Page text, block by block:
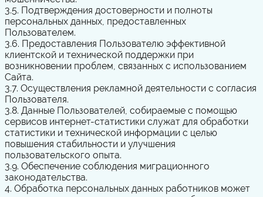
3.5. Подтверждения достоверности и полноты
персональных данных, предоставленных
Пользователем.
3.6. Предоставления Пользователю эффективной
клиентской и технической поддержки при
возникновении проблем, связанных с использованием
Сайта.
3.7. Осуществления рекламной деятельности с согласия
Пользователя.
3.8. Данные Пользователей, собираемые с помощью
сервисов интернет-статистики служат для обработки
статистики и технической информации с целью
повышения стабильности и улучшения
пользовательского опыта.
3.9. Обеспечение соблюдения миграционного
законодательства.
4. Обработка персональных данных работников может